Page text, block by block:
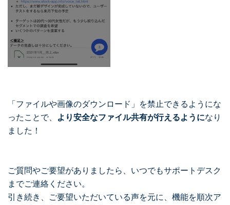
「ファイルや画像のダウンロード」を禁止できるようにな
ったことで、
より安全なファイル共有が行えるようになり
ました！
ご質問やご要望がありましたら、いつでもサポートデスク
までご連絡ください。
引き続き、ご要望いただいている声を元に、機能を順次ア